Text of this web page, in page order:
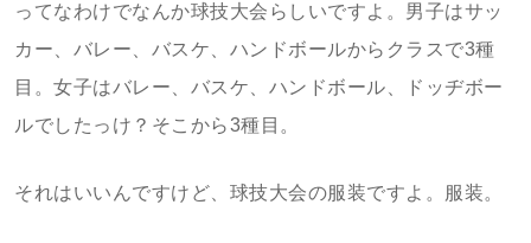
ってなわけでなんか球技大会らしいですよ。男子はサッ
カー、バレー、バスケ、ハンドボールからクラスで3種
目。女子はバレー、バスケ、ハンドボール、ドッヂボー
ルでしたっけ？そこから3種目。
それはいいんですけど、球技大会の服装ですよ。服装。